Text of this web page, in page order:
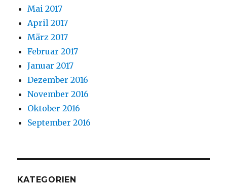
Mai 2017
April 2017
März 2017
Februar 2017
Januar 2017
Dezember 2016
November 2016
Oktober 2016
September 2016
KATEGORIEN